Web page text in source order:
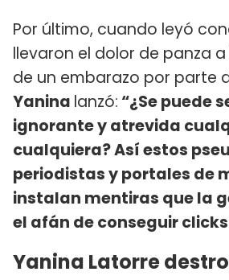
Por último, cuando leyó
llevaron el dolor de panza
de un embarazo por parte
Yanina lanzó: “¿Se puede
ignorante y atrevida
cualquiera? Así estos
periodistas y portales de
instalan mentiras que la
el afán de conseguir
Yanina Latorre